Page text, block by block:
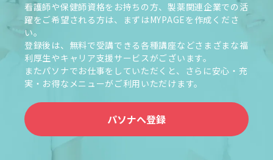
看護師や保健師資格をお持ちの方、製薬関連企業での活
躍をご希望される方は、まずはMYPAGEを作成くださ
い。
登録後は、無料で受講できる各種講座などさまざまな福
利厚生やキャリア支援サービスがございます。
またパソナでお仕事をしていただくと、さらに安心・充
実・お得なメニューがご利用いただけます。
パソナへ登録